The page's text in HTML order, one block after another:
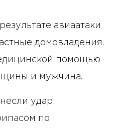
авиаатаки
домовладения.
помощью
и мужчина.
удар
по